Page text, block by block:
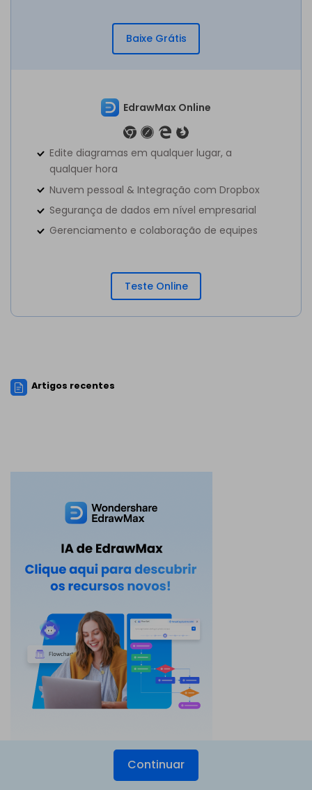
Baixe Grátis
EdrawMax Online
Edite diagramas em qualquer lugar, a
qualquer hora
Nuvem pessoal & Integração com Dropbox
Segurança de dados em nível empresarial
Gerenciamento e colaboração de equipes
Teste Online
Artigos recentes
Continuar